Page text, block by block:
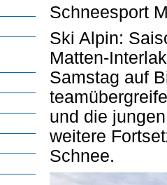
Schneesport
Ski Alpin:
Matten-
Samstag auf
und die
weitere
Schnee.